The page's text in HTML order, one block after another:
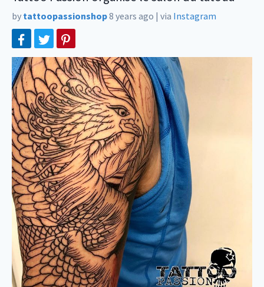
by tattoopassionshop8 years ago | via Instagram